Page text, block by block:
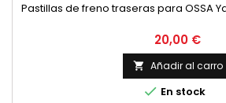
Pastillas de freno traseras para OSSA
Precio
20,00 €
 Añadir al carro
 En stock